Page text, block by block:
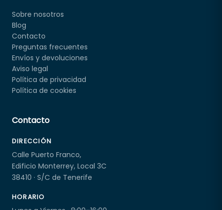
Sobre nosotros
Blog
Contacto
Preguntas frecuentes
Envíos y devoluciones
Aviso legal
Política de privacidad
Política de cookies
Contacto
DIRECCIÓN
Calle Puerto Franco,
Edificio Monterrey, Local 3C
38410 · S/C de Tenerife
HORARIO